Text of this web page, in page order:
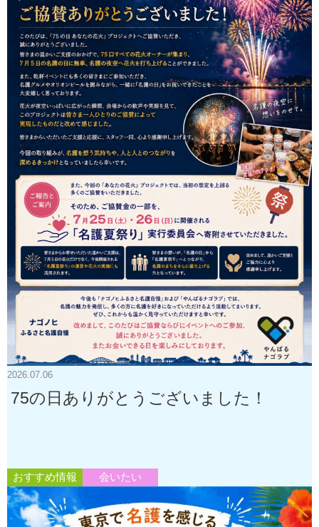
2026.07.06
75の日ありがとうございました！
おすすめ情報 会いたい